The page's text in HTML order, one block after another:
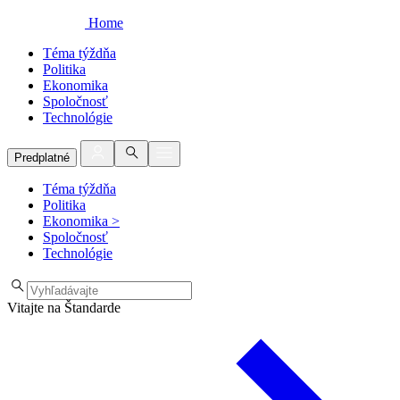
Home
Téma týždňa
Politika
Ekonomika
Spoločnosť
Technológie
Predplatné
Téma týždňa
Politika
Ekonomika >
Spoločnosť
Technológie
Vitajte na Štandarde